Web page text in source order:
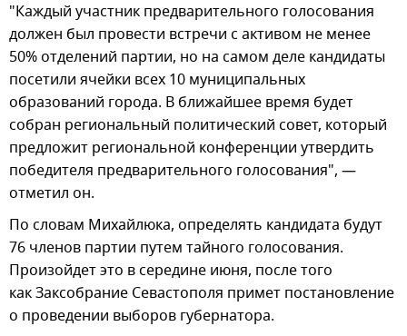
"Каждый участник предварительного голосования
должен был провести встречи с активом не менее
50% отделений партии, но на самом деле кандидаты
посетили ячейки всех 10 муниципальных
образований города. В ближайшее время будет
собран региональный политический совет, который
предложит региональной конференции утвердить
победителя предварительного голосования", —
отметил он.
По словам Михайлюка, определять кандидата будут
76 членов партии путем тайного голосования.
Произойдет это в середине июня, после того
как Заксобрание Севастополя примет постановление
о проведении выборов губернатора.